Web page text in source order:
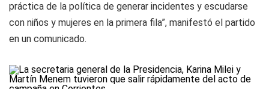
práctica de la política de generar incidentes y escudarse
con niños y mujeres en la primera fila”, manifestó el partido
en un comunicado.